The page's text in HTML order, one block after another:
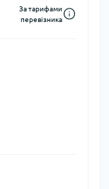
За тарифами
перевізника